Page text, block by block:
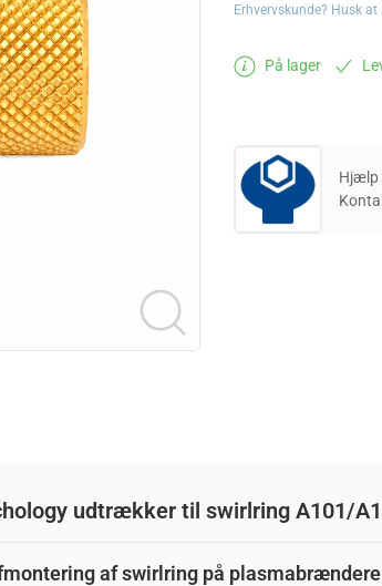
Erhvervskunde? Husk at
På lager
Hjælp
udtrækker til swirlring A101/
af swirlring på plasmabrændere